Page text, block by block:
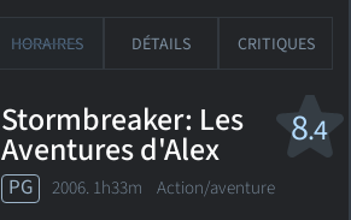
HORAIRES DÉTAILS CRITIQUES
8.4
Stormbreaker: Les
Aventures d'Alex
Rider
PG 2006. 1h33m Action/aventure